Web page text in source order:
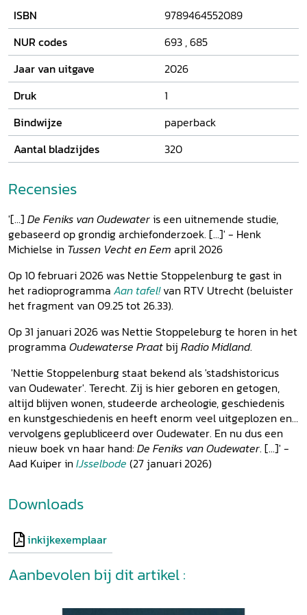
ISBN
9789464552089
NUR codes
693 ,685
Jaar van uitgave
2026
Druk
1
Bindwijze
paperback
Aantal bladzijdes
320
Recensies
'[...] De Feniks van Oudewateris een uitnemende studie,
gebaseerd op grondig archiefonderzoek. [...]' - Henk
Michielse in Tussen Vecht en Eem april 2026
Op 10 februari 2026 was Nettie Stoppelenburg te gast in
het radioprogramma Aan tafel!van RTV Utrecht (beluister
het fragment van 09.25 tot 26.33).
Op 31 januari 2026 was Nettie Stoppeleburg te horen in het
programma Oudewaterse Praat bij Radio Midland.
'Nettie Stoppelenburg staat bekend als 'stadshistoricus
van Oudewater'. Terecht. Zij is hier geboren en getogen,
altijd blijven wonen, studeerde archeologie, geschiedenis
en kunstgeschiedenis en heeft enorm veel uitgeplozen en
vervolgens geplubliceerd over Oudewater. En nu dus een
nieuw boek vn haar hand: De Feniks van Oudewater. [...]' -
Aad Kuiper in IJsselbode (27 januari 2026)
Downloads
inkijkexemplaar
Aanbevolen bij dit artikel :